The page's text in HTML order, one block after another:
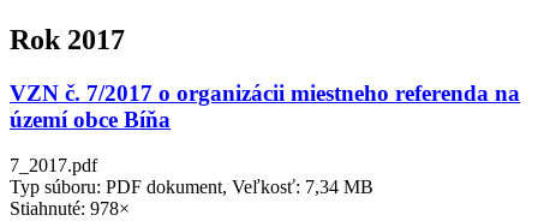
Rok 2017
VZN č. 7/2017 o organizácii miestneho referenda na
území obce Bíňa
7_2017.pdf
Typ súboru: PDF dokument, Veľkosť: 7,34 MB
Stiahnuté: 978×